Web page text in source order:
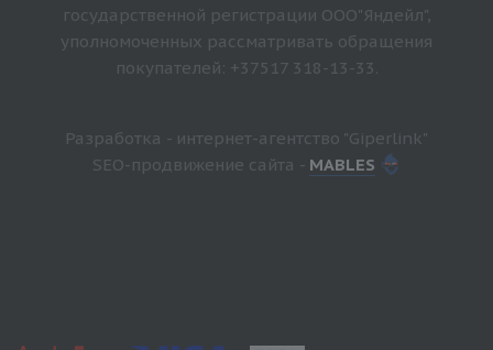
государственной регистрации ООО"Яндейл",
уполномоченных рассматривать обращения
покупателей: +37517 318-13-33.
Разработка - интернет-агентство "Giperlink"
SEO-продвижение сайта - MABLES